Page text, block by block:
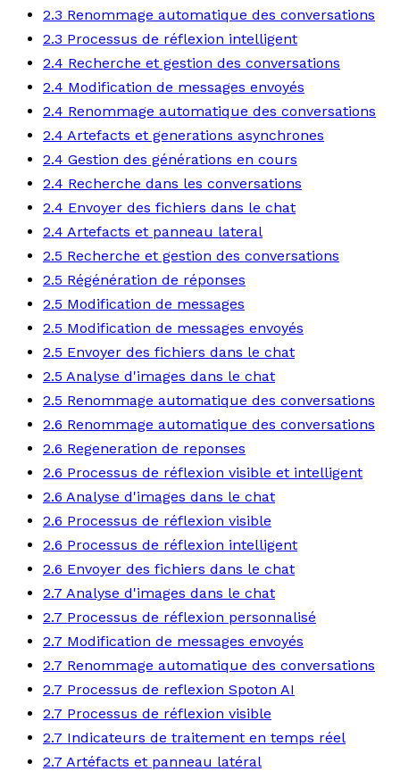
2.3 Renommage automatique des conversations
2.3 Processus de réflexion intelligent
2.4 Recherche et gestion des conversations
2.4 Modification de messages envoyés
2.4 Renommage automatique des conversations
2.4 Artefacts et generations asynchrones
2.4 Gestion des générations en cours
2.4 Recherche dans les conversations
2.4 Envoyer des fichiers dans le chat
2.4 Artefacts et panneau lateral
2.5 Recherche et gestion des conversations
2.5 Régénération de réponses
2.5 Modification de messages
2.5 Modification de messages envoyés
2.5 Envoyer des fichiers dans le chat
2.5 Analyse d'images dans le chat
2.5 Renommage automatique des conversations
2.6 Renommage automatique des conversations
2.6 Regeneration de reponses
2.6 Processus de réflexion visible et intelligent
2.6 Analyse d'images dans le chat
2.6 Processus de réflexion visible
2.6 Processus de réflexion intelligent
2.6 Envoyer des fichiers dans le chat
2.7 Analyse d'images dans le chat
2.7 Processus de réflexion personnalisé
2.7 Modification de messages envoyés
2.7 Renommage automatique des conversations
2.7 Processus de reflexion Spoton AI
2.7 Processus de réflexion visible
2.7 Indicateurs de traitement en temps réel
2.7 Artéfacts et panneau latéral